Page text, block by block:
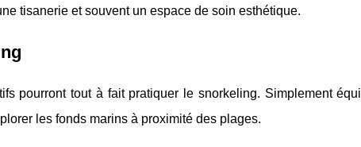
tisanerie et souvent un espace de soin esthétique.
pourront tout à fait pratiquer le snorkeling. Simplement
les fonds marins à proximité des plages.